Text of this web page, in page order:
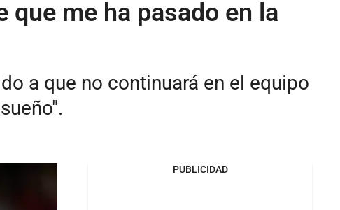
que me ha pasado en la
a que no continuará en el equipo
PUBLICIDAD